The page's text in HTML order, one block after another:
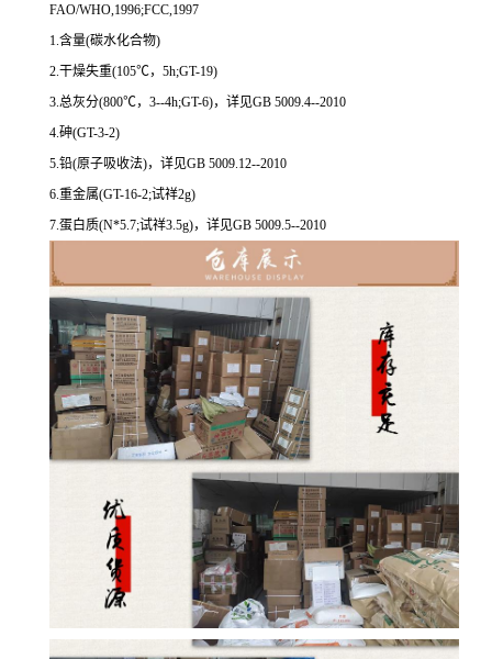
FAO/WHO,1996;FCC,1997
1.含量(碳水化合物)
2.干燥失重(105℃，5h;GT-19)
3.总灰分(800℃，3--4h;GT-6)，详见GB 5009.4--2010
4.砷(GT-3-2)
5.铅(原子吸收法)，详见GB 5009.12--2010
6.重金属(GT-16-2;试祥2g)
7.蛋白质(N*5.7;试祥3.5g)，详见GB 5009.5--2010